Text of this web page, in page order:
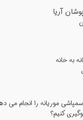
آریا
به خانه
موریانه را انجام می
کنیم؟